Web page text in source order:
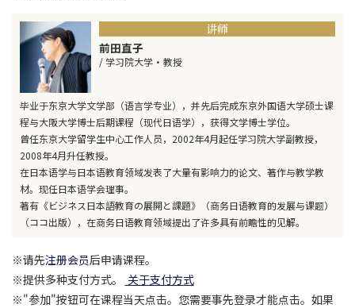
讲师
前田直子
/ 学习院大学·教授
毕业于东京大学文学部（语言学专业），并先后完成东京外国语大学硕士课
程与大阪大学博士后期课程（现代日语学），获得文学博士学位。
曾任东京大学留学生中心工作人员，2002年4月起任学习院大学副教授，
2008年4月升任教授。
在日本语学与日本语教育领域发表了大量有影响力的论文、著作与教学教
材。现任日本语学会理事。
著有《ビジネス日本語教育の展開と課題》（商务日语教育的发展与课题）
（ココ出版），在商务日语教育领域提出了许多具有前瞻性的见解。
※请先注册会员后申请课程。
※提供多种支付方式。
关于支付方式
※"参加"按钮可在课程当天点击。您需要事先登录才能点击。如果